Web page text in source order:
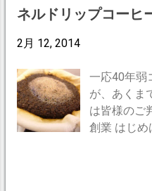
ッパー用と
ことも可能
ればもう少
日 追記 フ
て スタンド
ドから重め
しむ為かイ
ます。と反
液体の加熱
り、給湯だ
エスプレッ
杯に対し
ネルドリップコーヒ
2月 12, 2014
一応40年弱
が、あくま
は皆様のご
創業 はじめ